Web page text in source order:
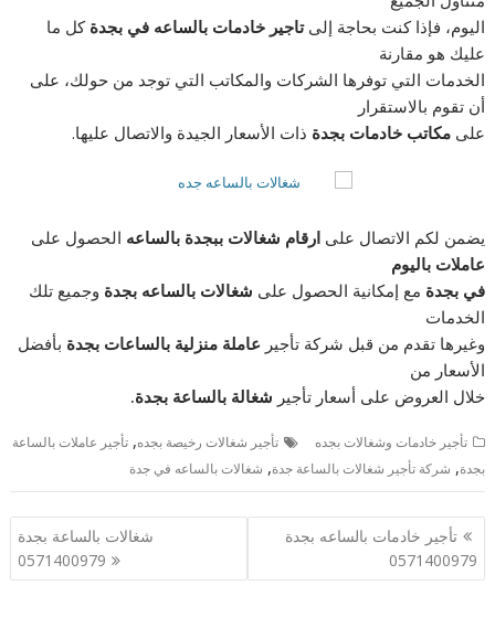
اليوم، فإذا كنت بحاجة إلىتاجير خادمات بالساعه في بجدةكل ما
عليك هو مقارنة
الخدمات التي توفرها الشركات والمكاتب التي توجد من حولك، على
أن تقوم بالاستقرار
علىمكاتب خادمات بجدة ذات الأسعار الجيدة والاتصال عليها.
يضمن لكم الاتصال علىارقام شغالات ببجدة بالساعه الحصول على
عاملات باليوم
في بجدة مع إمكانية الحصول على شغالات بالساعه بجدة وجميع تلك
الخدمات
وغيرها تقدم من قبل شركة تأجير عاملة منزلية بالساعات بجدة بأفضل
الأسعار من
خلال العروض على أسعار تأجير شغالة بالساعة بجدة.
تأجير خادمات وشغالات بجده تأجير شغالات رخيصة بجده,تأجير عاملات بالساعة
بجدة, شركة تأجير شغالات بالساعة جدة, شغالات بالساعه في جدة
تصفّح
المقالات
تأجير خادمات بالساعه بجدة
0571400979
شغالات بالساعة بجدة
0571400979